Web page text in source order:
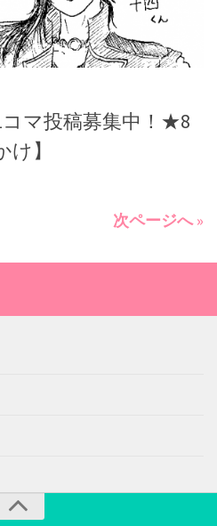
マ投稿募集中！★8
】
次ページへ »